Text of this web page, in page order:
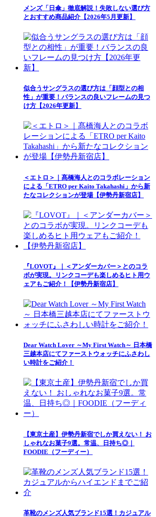
メンズ「日傘」徹底解説！失敗しない選び方
とおすすめ商品紹介【2026年5月更新】
似合うサングラスの選び方は「顔型との相
性」が重要！バランスの良いフレームの見つ
け方【2026年更新】
＜エトロ＞｜髙橋海人とのコラボレーション
による「ETRO per Kaito Takahashi」から新
たなコレクションが登場【伊勢丹新宿店】
『LOVOT』｜＜アンダーカバー＞とのコラ
ボが実現。リンクコーデも楽しめるヒト用ウ
ェアもご紹介！【伊勢丹新宿店】
Dear Watch Lover ～My First Watch～ 日本橋
三越本店にてファーストウォッチにふさわし
い時計をご紹介！
【東京土産】伊勢丹新宿でしか買えない！ お
しゃれなお菓子9選。常温、日持ち◎｜
FOODIE（フーディー）
革靴のメンズ人気ブランド15選！カジュアル